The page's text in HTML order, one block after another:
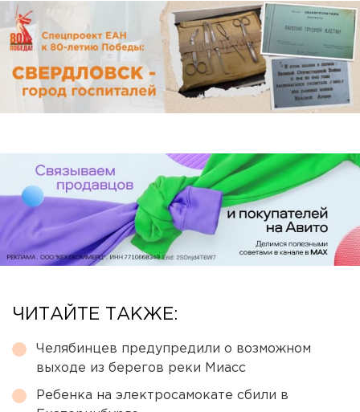
ЧИТАЙТЕ ТАКЖЕ:
Челябинцев предупредили о возможном
выходе из берегов реки Миасс
Ребенка на электросамокате сбили в